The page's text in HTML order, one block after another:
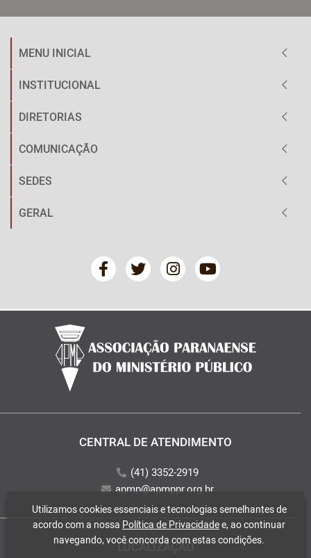
MENU INICIAL
INSTITUCIONAL
DIRETORIAS
COMUNICAÇÃO
SEDES
GERAL
CENTRAL DE ATENDIMENTO
(41) 3352-2919
apmp@apmppr.org.br
LOCALIZAÇÃO
Utilizamos cookies essenciais e tecnologias semelhantes de
acordo com a nossa Política de Privacidadee, ao continuar
navegando, você concorda com estas condições.